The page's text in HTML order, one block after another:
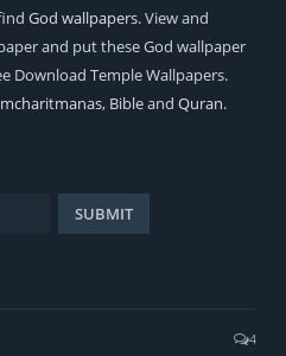
God wallpapers. View and
and put these God wallpaper
Download Temple Wallpapers.
, Bibleand Quran.
4